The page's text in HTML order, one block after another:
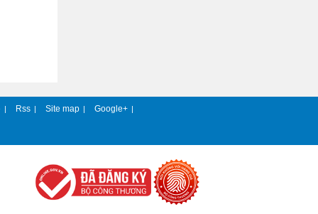
| Rss | Site map | Google+ |